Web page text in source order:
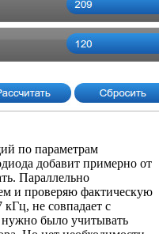
по параметрам
добавит примерно от
Параллельно
и проверяю фактическую
кГц, не совпадает с
было учитывать